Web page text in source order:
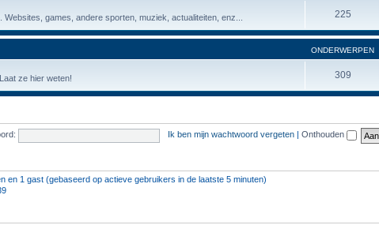
games, andere sporten, muziek, actualiteiten, enz... 225
ONDERWERPEN
ze hier weten! 309
Ik ben mijn wachtwoord vergeten Onthouden
en 1 gast (gebaseerd op actieve gebruikers in de laatste 5 minuten)